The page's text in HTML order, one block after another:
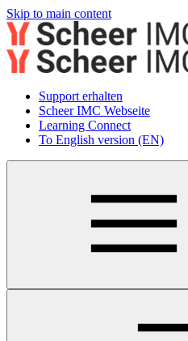
Skip to main content
Support erhalten
Scheer IMC Webseite
Learning Connect
To English version (EN)